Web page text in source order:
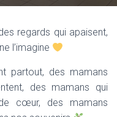
T
N
regards qui apaisent,
l’imagine
partout, des mamans
des mamans qui
cœur, des mamans